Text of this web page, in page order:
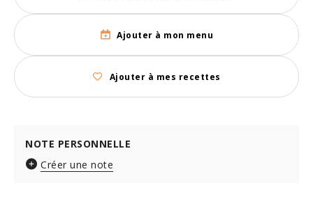
Ajouter à mon menu
Ajouter à mes recettes
NOTE PERSONNELLE
Créer une note